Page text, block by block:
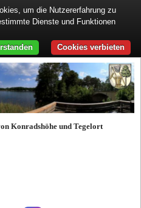
Konradshöhe und Tegelort
um die Nutzererfahrung zu
Dienste und Funktionen
Cookies verbieten